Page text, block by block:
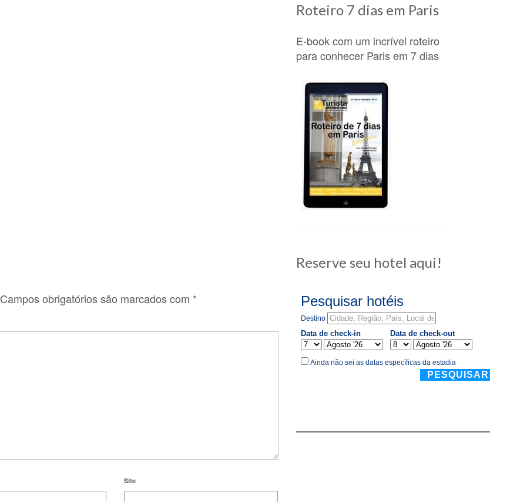
Campos obrigatórios são marcados com *
Site
Roteiro 7 dias em Paris
E-book com um incrível roteiro
para conhecer Paris em 7 dias
Reserve seu hotel aqui!